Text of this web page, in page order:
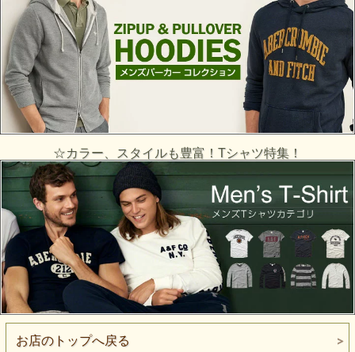
☆カラー、スタイルも豊富！Tシャツ特集！
お店のトップへ戻る